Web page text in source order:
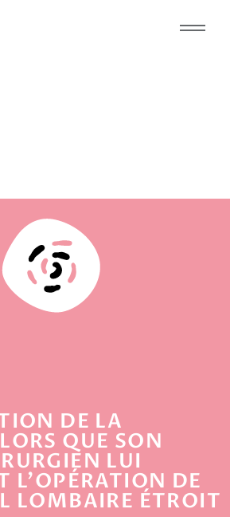
DE
DE SON
DE LA
QUE SON
LUI
L'OPÉRATION DE
LOMBAIRE ÉTROIT